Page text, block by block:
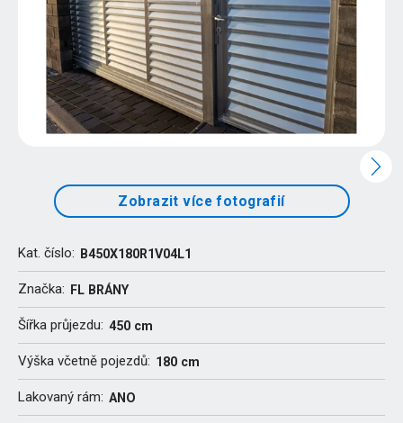
Zobrazit více fotografií
Kat. číslo: B450X180R1V04L1
Značka: FL BRÁNY
Šířka průjezdu: 450 cm
Výška včetně pojezdů: 180 cm
Lakovaný rám: ANO